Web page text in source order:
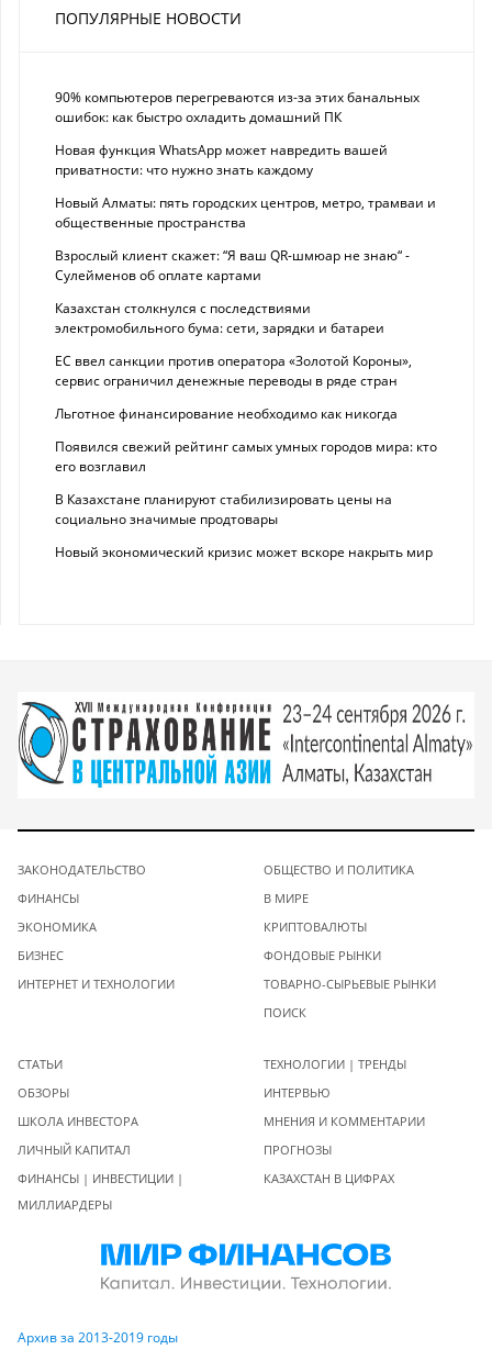
ПОПУЛЯРНЫЕ НОВОСТИ
90% компьютеров перегреваются из-за этих банальных
ошибок: как быстро охладить домашний ПК
Новая функция WhatsApp может навредить вашей
приватности: что нужно знать каждому
Новый Алматы: пять городских центров, метро, трамваи и
общественные пространства
Взрослый клиент скажет: “Я ваш QR-шмюар не знаю“ -
Сулейменов об оплате картами
Казахстан столкнулся с последствиями
электромобильного бума: сети, зарядки и батареи
ЕС ввел санкции против оператора «Золотой Короны»,
сервис ограничил денежные переводы в ряде стран
Льготное финансирование необходимо как никогда
Появился свежий рейтинг самых умных городов мира: кто
его возглавил
В Казахстане планируют стабилизировать цены на
социально значимые продтовары
Новый экономический кризис может вскоре накрыть мир
ЗАКОНОДАТЕЛЬСТВО
ФИНАНСЫ
ЭКОНОМИКА
БИЗНЕС
ИНТЕРНЕТ И ТЕХНОЛОГИИ
ОБЩЕСТВО И ПОЛИТИКА
В МИРЕ
КРИПТОВАЛЮТЫ
ФОНДОВЫЕ РЫНКИ
ТОВАРНО-СЫРЬЕВЫЕ РЫНКИ
ПОИСК
СТАТЬИ
ОБЗОРЫ
ШКОЛА ИНВЕСТОРА
ЛИЧНЫЙ КАПИТАЛ
ФИНАНСЫ | ИНВЕСТИЦИИ |
МИЛЛИАРДЕРЫ
ТЕХНОЛОГИИ | ТРЕНДЫ
ИНТЕРВЬЮ
МНЕНИЯ И КОММЕНТАРИИ
ПРОГНОЗЫ
КАЗАХСТАН В ЦИФРАХ
Архив за 2013-2019 годы